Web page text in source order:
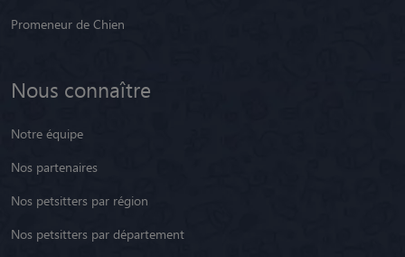
Promeneur de Chien
Nous connaître
Notre équipe
Nos partenaires
Nos petsitters par région
Nos petsitters par département